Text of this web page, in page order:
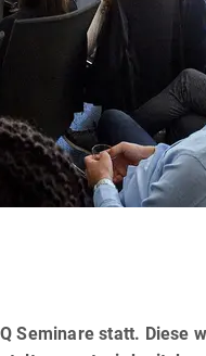
Seminare statt. Diese